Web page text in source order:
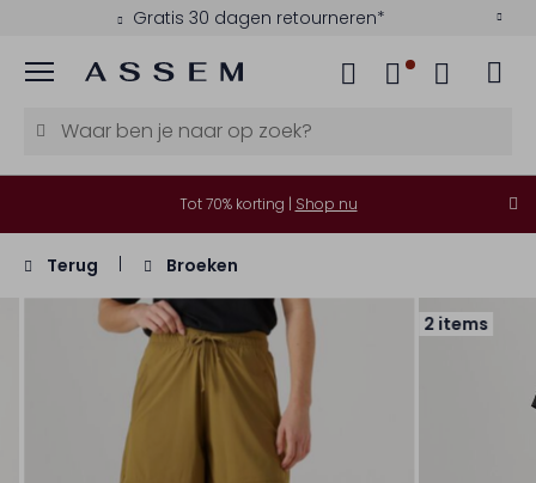
Gratis 30 dagen retourneren*
Menu
Tot 70% korting | Shop nu
Terug Broeken
2 items